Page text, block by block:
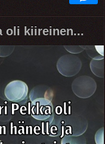
oli kiireinen...